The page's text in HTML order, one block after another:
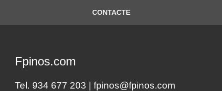
CONTACTE
Fpinos.com
Tel. 934 677 203 | fpinos@fpinos.com